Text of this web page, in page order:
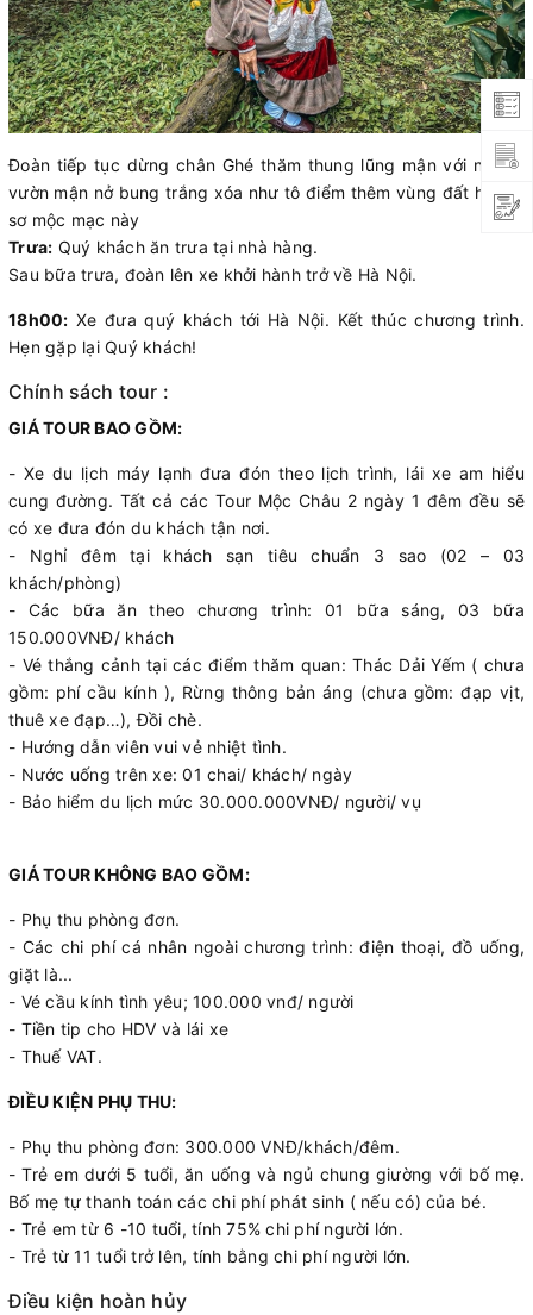
Đoàn tiếp tục dừng chân Ghé thăm thung lũng mận với những
vườn mận nở bung trắng xóa như tô điểm thêm vùng đất hoang
sơ mộc mạc này
Trưa: Quý khách ăn trưa tại nhà hàng.
Sau bữa trưa, đoàn lên xe khởi hành trở về Hà Nội.
18h00: Xe đưa quý khách tới Hà Nội. Kết thúc chương trình.
Hẹn gặp lại Quý khách!
Chính sách tour :
GIÁ TOUR BAO GỒM:
- Xe du lịch máy lạnh đưa đón theo lịch trình, lái xe am hiểu
cung đường. Tất cả các Tour Mộc Châu 2 ngày 1 đêm đều sẽ
có xe đưa đón du khách tận nơi.
- Nghỉ đêm tại khách sạn tiêu chuẩn 3 sao (02 – 03
khách/phòng)
- Các bữa ăn theo chương trình: 01 bữa sáng, 03 bữa
150.000VNĐ/ khách
- Vé thắng cảnh tại các điểm thăm quan: Thác Dải Yếm ( chưa
gồm: phí cầu kính ), Rừng thông bản áng (chưa gồm: đạp vịt,
thuê xe đạp…), Đồi chè.
- Hướng dẫn viên vui vẻ nhiệt tình.
- Nước uống trên xe: 01 chai/ khách/ ngày
- Bảo hiểm du lịch mức 30.000.000VNĐ/ người/ vụ
GIÁ TOUR KHÔNG BAO GỒM:
- Phụ thu phòng đơn.
- Các chi phí cá nhân ngoài chương trình: điện thoại, đồ uống,
giặt là...
- Vé cầu kính tình yêu; 100.000 vnđ/ người
- Tiền tip cho HDV và lái xe
- Thuế VAT.
ĐIỀU KIỆN PHỤ THU:
- Phụ thu phòng đơn: 300.000 VNĐ/khách/đêm.
- Trẻ em dưới 5 tuổi, ăn uống và ngủ chung giường với bố mẹ.
Bố mẹ tự thanh toán các chi phí phát sinh ( nếu có) của bé.
- Trẻ em từ 6 -10 tuổi, tính 75% chi phí người lớn.
- Trẻ từ 11 tuổi trở lên, tính bằng chi phí người lớn.
Điều kiện hoàn hủy